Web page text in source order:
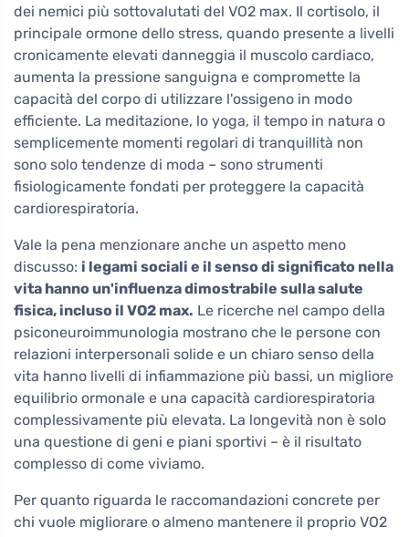
dei nemici più sottovalutati del VO2 max. Il cortisolo, il
principale ormone dello stress, quando presente a livelli
cronicamente elevati danneggia il muscolo cardiaco,
aumenta la pressione sanguigna e compromette la
capacità del corpo di utilizzare l'ossigeno in modo
efficiente. La meditazione, lo yoga, il tempo in natura o
semplicemente momenti regolari di tranquillità non
sono solo tendenze di moda – sono strumenti
fisiologicamente fondati per proteggere la capacità
cardiorespiratoria.
Vale la pena menzionare anche un aspetto meno
discusso: i legami sociali e il senso di significato nella
vita hanno un'influenza dimostrabile sulla salute
fisica, incluso il VO2 max. Le ricerche nel campo della
psiconeuroimmunologia mostrano che le persone con
relazioni interpersonali solide e un chiaro senso della
vita hanno livelli di infiammazione più bassi, un migliore
equilibrio ormonale e una capacità cardiorespiratoria
complessivamente più elevata. La longevità non è solo
una questione di geni e piani sportivi – è il risultato
complesso di come viviamo.
Per quanto riguarda le raccomandazioni concrete per
chi vuole migliorare o almeno mantenere il proprio VO2